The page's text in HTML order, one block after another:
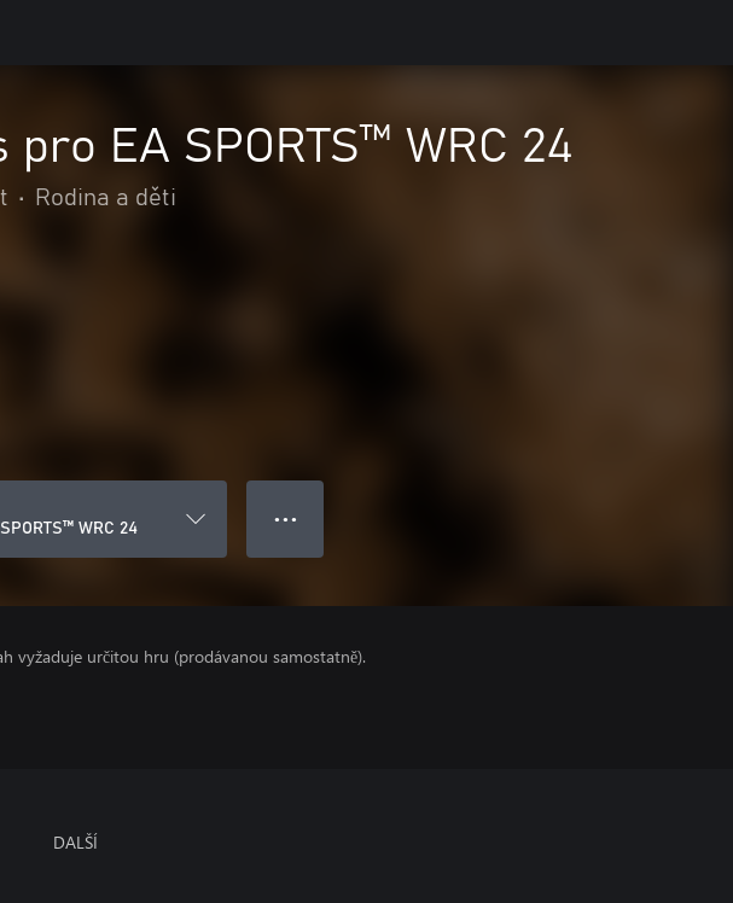
EA SPORTS™ WRC 24
• Rodina a děti
WRC 24
● ● ●
vyžaduje určitou hru (prodávanou samostatně).
DALŠÍ